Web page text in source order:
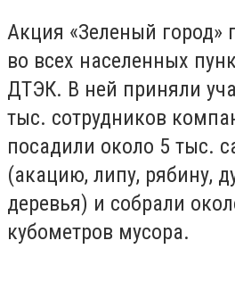
Акция «Зеленый город»
во всех населенных
ДТЭК. В ней приняли
тыс. сотрудников
посадили около 5 тыс.
(акацию, липу, рябину,
деревья) и собрали
кубометров мусора.